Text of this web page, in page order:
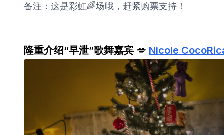
备注：这是彩虹🌈场哦，赶紧购票支持！
隆重介绍“早泄”歌舞嘉宾 💋 Nicole